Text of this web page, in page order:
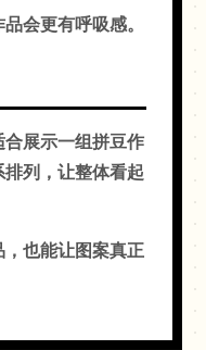
会更有呼吸感。
展示一组拼豆作
列，让整体看起
也能让图案真正